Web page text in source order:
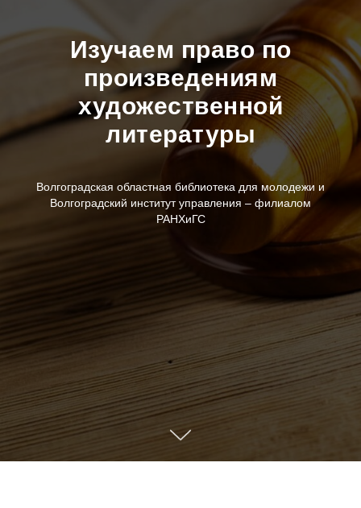
Изучаем право по
произведениям
художественной
литературы
Волгоградская областная библиотека для молодежи и
Волгоградский институт управления – филиалом
РАНХиГС